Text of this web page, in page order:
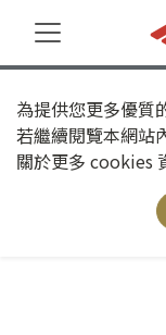
為提供您更多優質
若繼續閱覽本網站
關於更多 cookies